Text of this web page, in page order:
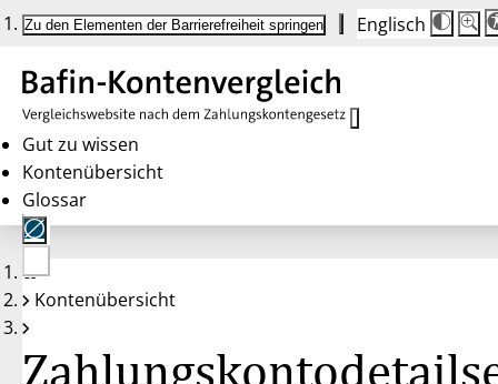
Zu den Elementen der Barrierefreiheit springen Englisch
Die
auf
100%
Gut zu wissen
Kontenübersicht
Glossar
Keine
Konten
Kontenübersicht